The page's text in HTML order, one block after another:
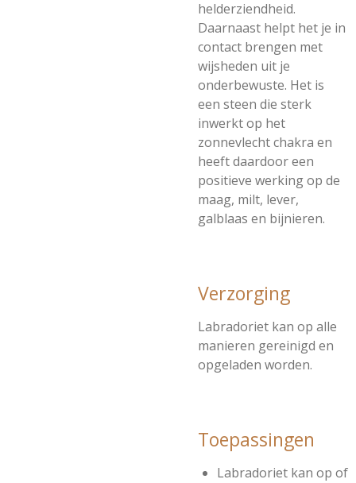
helderziendheid.
Daarnaast helpt het je in
contact brengen met
wijsheden uit je
onderbewuste. Het is
een steen die sterk
inwerkt op het
zonnevlecht chakra en
heeft daardoor een
positieve werking op de
maag, milt, lever,
galblaas en bijnieren.
Verzorging
Labradoriet kan op alle
manieren gereinigd en
opgeladen worden.
Toepassingen
Labradoriet kan op of